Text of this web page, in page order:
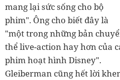
mang lại sức sống cho bộ
phim". Ông cho biết đây là
"một trong những bản
thể live-action hay hơn của
phim hoạt hình Disney".
Gleiberman cũng hết lời